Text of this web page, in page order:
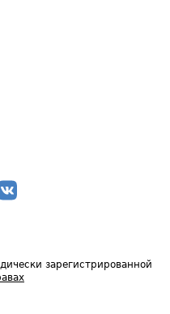
зарегистрированной